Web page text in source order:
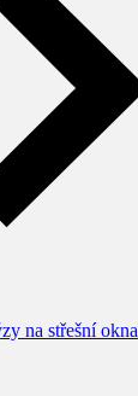
na střešní okna